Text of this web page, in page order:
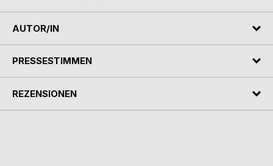
AUTOR/IN
PRESSESTIMMEN
REZENSIONEN